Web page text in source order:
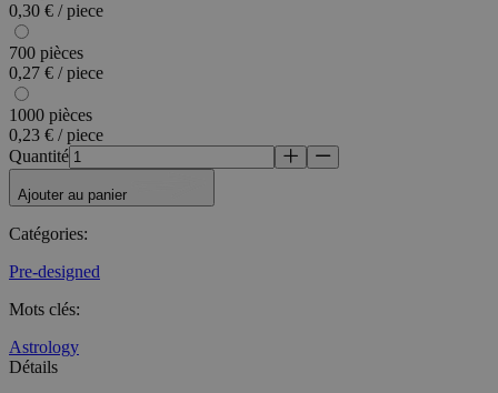
0,30 € / piece
700 pièces
0,27 € / piece
1000 pièces
0,23 € / piece
Quantité
Ajouter au panier
Catégories:
Pre-designed
Mots clés:
Astrology
Détails